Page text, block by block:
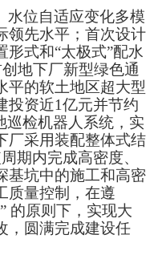
水位自适应变化多模
领先水平；首次设计
形式和“太极式”配水
地下厂新型绿色通
平的软土地区超大型
投资近1亿元并节约
巡检机器人系统，实
厂采用装配整体式结
期内完成高密度、
基坑中的施工和高密
质量控制，在遵
的原则下，实现大
，圆满完成建设任